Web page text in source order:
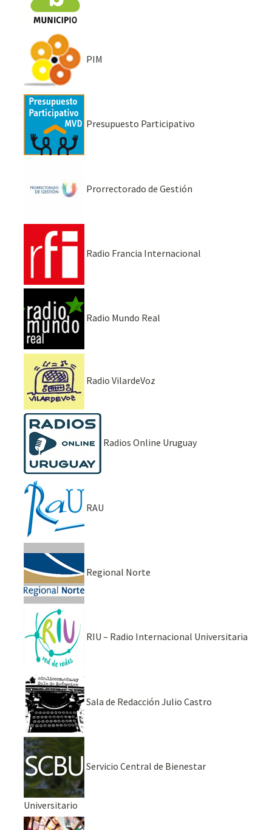
PIM
Presupuesto Participativo
Prorrectorado de Gestión
Radio Francia Internacional
Radio Mundo Real
Radio VilardeVoz
Radios Online Uruguay
RAU
Regional Norte
RIU – Radio Internacional Universitaria
Sala de Redacción Julio Castro
Servicio Central de Bienestar
Universitario